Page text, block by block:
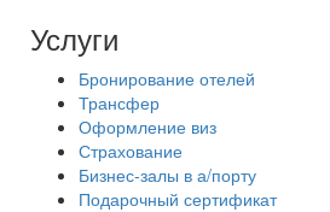
Услуги
Бронирование отелей
Трансфер
Оформление виз
Страхование
Бизнес-залы в а/порту
Подарочный сертификат